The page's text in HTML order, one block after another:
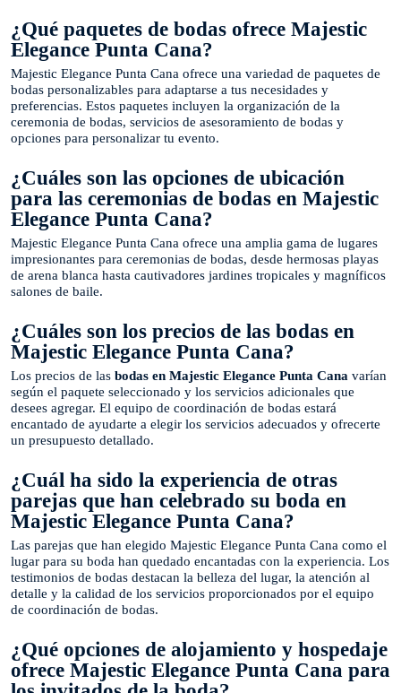
¿Qué paquetes de bodas ofrece Majestic
Elegance Punta Cana?
Majestic Elegance Punta Cana ofrece una variedad de paquetes de
bodas personalizables para adaptarse a tus necesidades y
preferencias. Estos paquetes incluyen la organización de la
ceremonia de bodas, servicios de asesoramiento de bodas y
opciones para personalizar tu evento.
¿Cuáles son las opciones de ubicación
para las ceremonias de bodas en Majestic
Elegance Punta Cana?
Majestic Elegance Punta Cana ofrece una amplia gama de lugares
impresionantes para ceremonias de bodas, desde hermosas playas
de arena blanca hasta cautivadores jardines tropicales y magníficos
salones de baile.
¿Cuáles son los precios de las bodas en
Majestic Elegance Punta Cana?
Los precios de las bodas en Majestic Elegance Punta Cana varían
según el paquete seleccionado y los servicios adicionales que
desees agregar. El equipo de coordinación de bodas estará
encantado de ayudarte a elegir los servicios adecuados y ofrecerte
un presupuesto detallado.
¿Cuál ha sido la experiencia de otras
parejas que han celebrado su boda en
Majestic Elegance Punta Cana?
Las parejas que han elegido Majestic Elegance Punta Cana como el
lugar para su boda han quedado encantadas con la experiencia. Los
testimonios de bodas destacan la belleza del lugar, la atención al
detalle y la calidad de los servicios proporcionados por el equipo
de coordinación de bodas.
¿Qué opciones de alojamiento y hospedaje
ofrece Majestic Elegance Punta Cana para